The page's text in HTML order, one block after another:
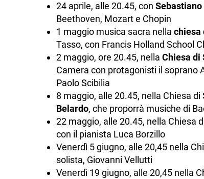
24 aprile, alle 20.45, con Sebastiano
Beethoven, Mozart e Chopin
1 maggio musica sacra nella chiesa
Tasso, con Francis Holland School
2 maggio, ore 20.45, nella Chiesa di
Camera con protagonisti il soprano
Paolo Scibilia
8 maggio, alle 20.45, nella Chiesa di
Belardo, che proporrà musiche di
22 maggio, alle 20.45, nella Chiesa
con il pianista Luca Borzillo
Venerdì 5 giugno, alle 20,45 nella
solista, Giovanni Vellutti
Venerdì 19 giugno, alle 20,45 nella